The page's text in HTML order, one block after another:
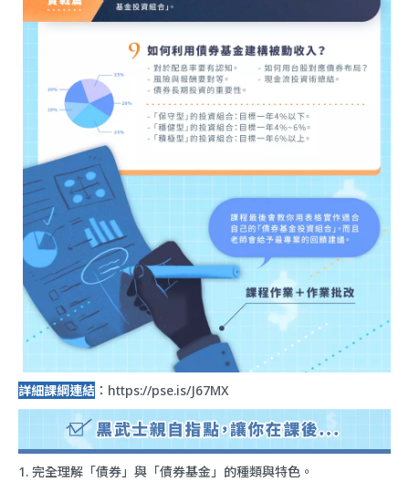
詳細課綱連結 ： https://pse.is/J67MX
1. 完全理解「債券」與「債券基金」的種類與特色。